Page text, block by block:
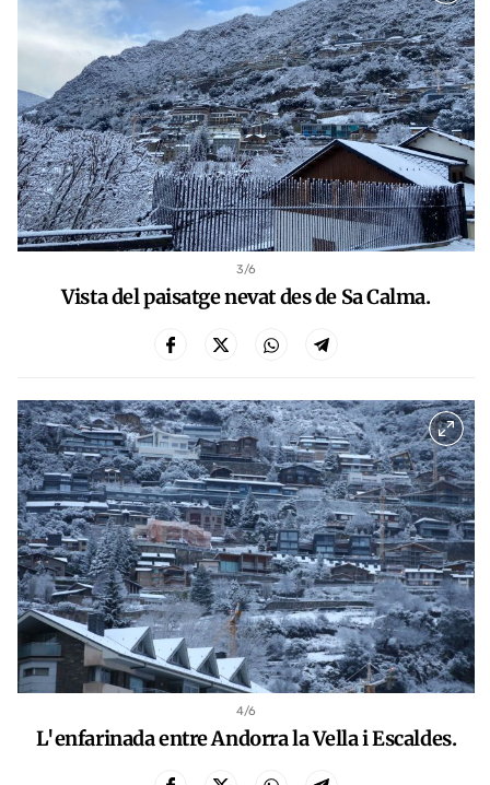
3/6
Vista del paisatge nevat des de Sa Calma.
4/6
L'enfarinada entre Andorra la Vella i Escaldes.